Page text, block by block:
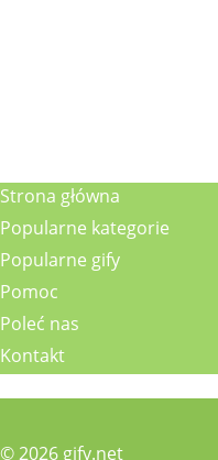
Strona główna
Popularne kategorie
Popularne gify
Pomoc
Poleć nas
Kontakt
© 2026 gify.net